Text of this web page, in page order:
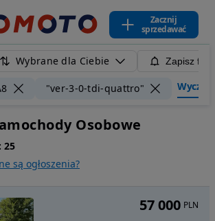
Zacznij
sprzedawać
Wybrane dla Ciebie Zapisz
"ver-3-0-tdi-quattro"
Osobowe
25
są ogłoszenia?
57 000 PLN